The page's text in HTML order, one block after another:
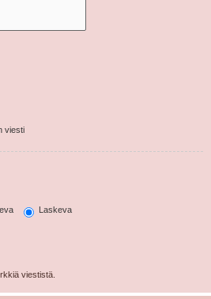
viesti
Laskeva
viestistä.